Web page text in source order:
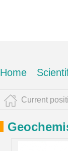
Home
Current